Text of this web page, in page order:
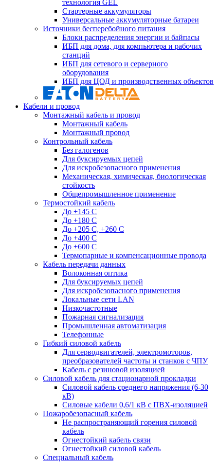
технология GEL
Стартерные аккумуляторы
Универсальные аккумуляторные батареи
Источники бесперебойного питания
Блоки распределения энергии и байпасы
ИБП для дома, для компьютера и рабочих
станций
ИБП для сетевого и серверного
оборудования
ИБП для ЦОД и производственных объектов
Кабели и провод
Монтажный кабель и провод
Монтажный кабель
Монтажный провод
Контрольный кабель
Без галогенов
Для буксируемых цепей
Для искробезопасного применения
Механическая, химическая, биологическая
стойкость
Общепромышленное применение
Термостойкий кабель
До +145 С
До +180 C
До +205 С, +260 С
До +400 C
До +600 С
Термопарные и компенсационные провода
Кабель передачи данных
Волоконная оптика
Для буксируемых цепей
Для искробезопасного применения
Локальные сети LAN
Низкочастотные
Пожарная сигнализация
Промышленная автоматизация
Телефонные
Гибкий силовой кабель
Для серводвигателей, электромоторов,
преобразователей частоты и станков с ЧПУ
Кабель с резиновой изоляцией
Силовой кабель для стационарной прокладки
Силовой кабель среднего напряжения (6-30
кВ)
Силовые кабели 0,6/1 кВ с ПВХ-изоляцией
Пожаробезопасный кабель
Не распространяющий горения силовой
кабель
Огнестойкий кабель связи
Огнестойкий силовой кабель
Специальный кабель